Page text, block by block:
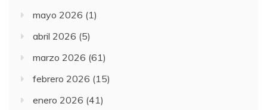
mayo 2026 (1)
abril 2026 (5)
marzo 2026 (61)
febrero 2026 (15)
enero 2026 (41)